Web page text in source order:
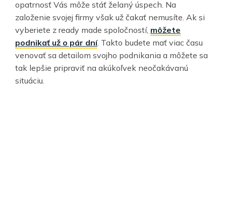
opatrnosť Vás môže stáť želaný úspech. Na
založenie svojej firmy však už čakať nemusíte. Ak si
vyberiete z ready made spoločností, môžete
podnikať už o pár dní. Takto budete mať viac času
venovať sa detailom svojho podnikania a môžete sa
tak lepšie pripraviť na akúkoľvek neočakávanú
situáciu.